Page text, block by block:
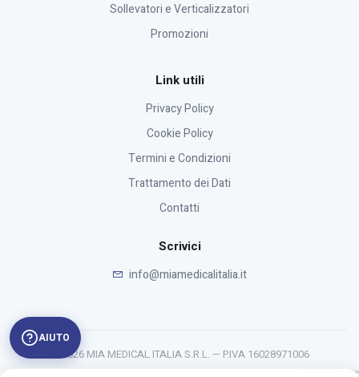
Sollevatori e Verticalizzatori
Promozioni
Link utili
Privacy Policy
Cookie Policy
Termini e Condizioni
Trattamento dei Dati
Contatti
Scrivici
info@miamedicalitalia.it
© 2026 MIA MEDICAL ITALIA S.R.L. — P.IVA 16028971006
AIUTO